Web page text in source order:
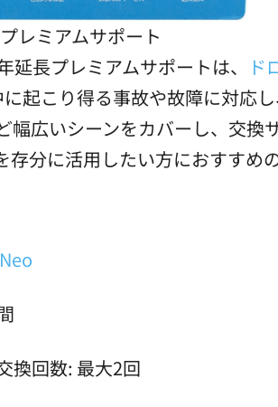
レミアムサポート
延長プレミアムサポートは、 ド
起こり得る事故や故障に対応
幅広いシーンをカバーし、交
存分に活用したい方におすすめ
換回数: 最大2回